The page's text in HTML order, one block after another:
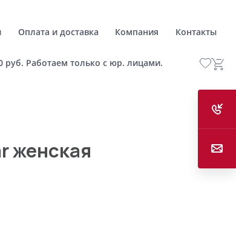
Оплата и доставка Компания Контакты
руб. Работаем только с юр. лицами.
женская